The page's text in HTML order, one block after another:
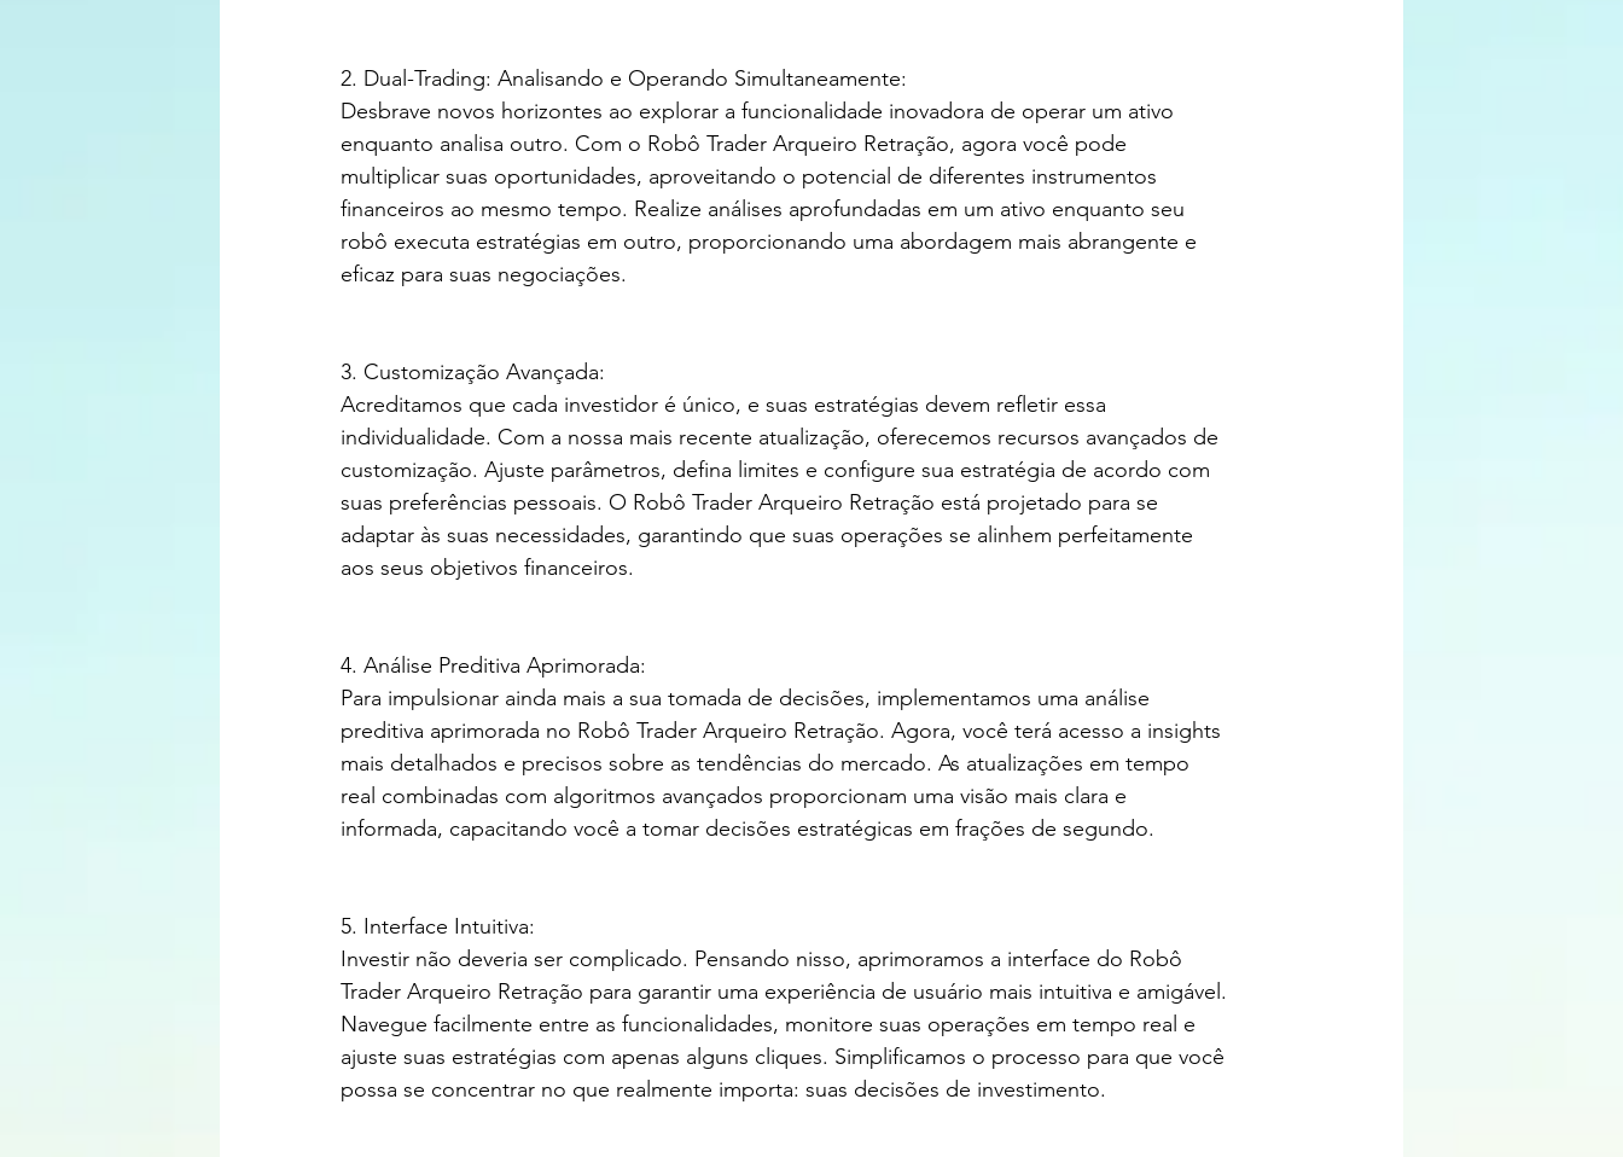
2. Dual-Trading: Analisando e Operando Simultaneamente:
Desbrave novos horizontes ao explorar a funcionalidade inovadora de operar um ativo
enquanto analisa outro. Com o Robô Trader Arqueiro Retração, agora você pode
multiplicar suas oportunidades, aproveitando o potencial de diferentes instrumentos
financeiros ao mesmo tempo. Realize análises aprofundadas em um ativo enquanto seu
robô executa estratégias em outro, proporcionando uma abordagem mais abrangente e
eficaz para suas negociações.
3. Customização Avançada:
Acreditamos que cada investidor é único, e suas estratégias devem refletir essa
individualidade. Com a nossa mais recente atualização, oferecemos recursos avançados de
customização. Ajuste parâmetros, defina limites e configure sua estratégia de acordo com
suas preferências pessoais. O Robô Trader Arqueiro Retração está projetado para se
adaptar às suas necessidades, garantindo que suas operações se alinhem perfeitamente
aos seus objetivos financeiros.
4. Análise Preditiva Aprimorada:
Para impulsionar ainda mais a sua tomada de decisões, implementamos uma análise
preditiva aprimorada no Robô Trader Arqueiro Retração. Agora, você terá acesso a insights
mais detalhados e precisos sobre as tendências do mercado. As atualizações em tempo
real combinadas com algoritmos avançados proporcionam uma visão mais clara e
informada, capacitando você a tomar decisões estratégicas em frações de segundo.
5. Interface Intuitiva:
Investir não deveria ser complicado. Pensando nisso, aprimoramos a interface do Robô
Trader Arqueiro Retração para garantir uma experiência de usuário mais intuitiva e amigável.
Navegue facilmente entre as funcionalidades, monitore suas operações em tempo real e
ajuste suas estratégias com apenas alguns cliques. Simplificamos o processo para que você
possa se concentrar no que realmente importa: suas decisões de investimento.